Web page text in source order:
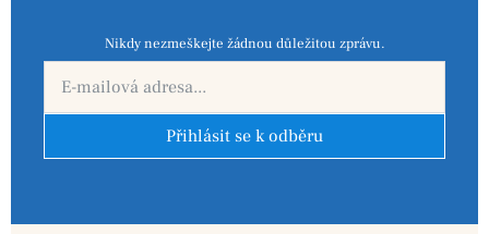
Nikdy nezmeškejte žádnou důležitou zprávu.
Přihlásit se k odběru